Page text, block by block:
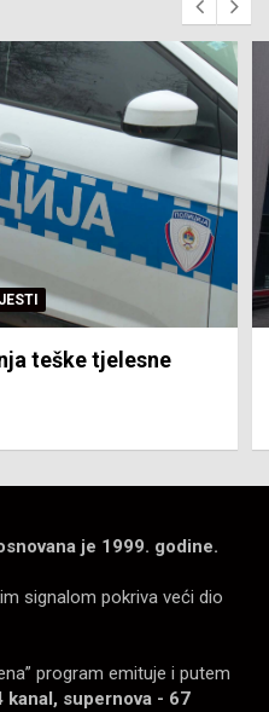
ZEMLJA
obilježavanja 31
je 1999. godine.
signalom pokriva veći dio
program emituje i putem
kanal, supernova - 67